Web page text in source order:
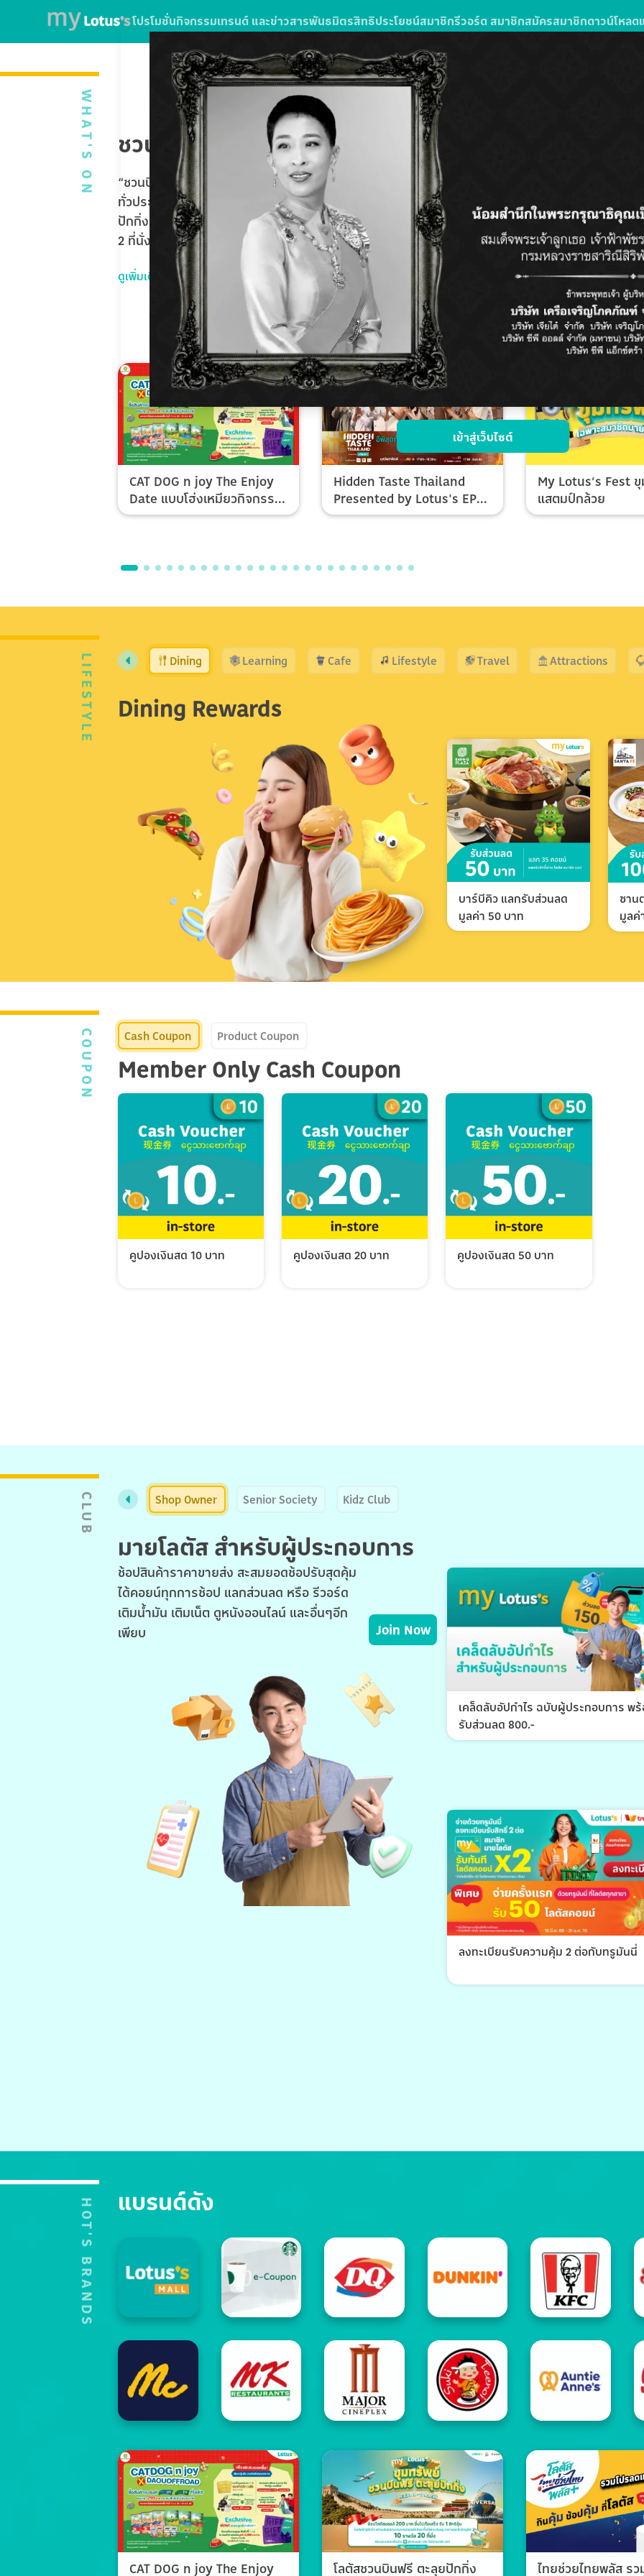
เข้าสู่เว็บไซต์
โปรโมชั่นกิจกรรมเทรนด์ และข่าวสารพันธมิตรสิทธิประโยชน์สมาชิกรีวอร์ด สมาชิกสมัครสมาชิกดาวน์โหลด
WHAT'S ON ชวนบินฟรี ตะลุยปักกิ่ง
“ชวนบินฟรี ตะลุยปักกิ่ง” ใบเสร็จจากการซื้อสินค้าหรือบริการในโลตัสส์มอลล์
ทั่วประเทศ หรือใช้บริการ SPARK EV ที่โลตัส โกเฟรช ลุ้นรับแพ็กเกจทัวร์
ปักกิ่ง Universal Studios Beijing 5 วัน 3 คืน จำนวน 10 รางวัล รางวัลละ
2 ที่นั่ง รวมมูลค่ากว่า 1,020,000 บาท
ดูเพิ่มเติม
CAT DOG n joy The Enjoy
Date แบบโฮ่งเหมียวกิจกรรม
Top Spender & Lucky Fan
Hidden Taste Thailand
Presented by Lotus's EP
Final
My Lotus’s Fest
แสตมป์กล้วย
LIFESTYLE Dining Learning Cafe Lifestyle Travel Attractions
Dining Rewards
บาร์บีคิว แลกรับส่วนลด
มูลค่า 50 บาท
ซาน
มูลค่
COUPON Cash Coupon Product Coupon
Member Only Cash Coupon
คูปองเงินสด 10 บาท คูปองเงินสด 20 บาท คูปองเงินสด 50 บาท
CLUB Shop Owner Senior Society Kidz Club
มายโลตัส สำหรับผู้ประกอบการ
ช้อปสินค้าราคาขายส่ง สะสมยอดช้อปรับสุดคุ้ม
ได้คอยน์ทุกการช้อป แลกส่วนลด หรือ รีวอร์ด
เติมน้ำมัน เติมเน็ต ดูหนังออนไลน์ และอื่นๆอีก
เพียบ
Join Now
เคล็ดลับอัปกำไร ฉบับผู้ประกอบการ พ
รับส่วนลด 800.-
ลงทะเบียนรับความคุ้ม 2 ต่อกับทรูมันนี่
HOT'S BRANDS แบรนด์ดัง
CAT DOG n joy The Enjoy
โลตัสชวนบินฟรี ตะลุยปักกิ่ง
ไทยช่วยไทยพลัส รว